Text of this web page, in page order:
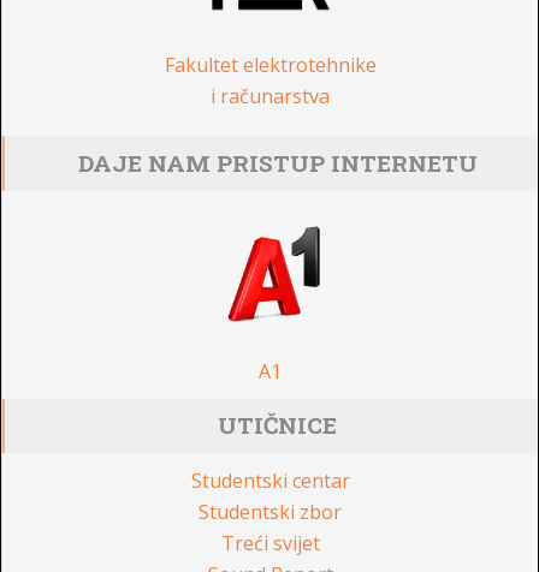
Fakultet elektrotehnike
i računarstva
DAJE NAM PRISTUP INTERNETU
A1
UTIČNICE
Studentski centar
Studentski zbor
Treći svijet